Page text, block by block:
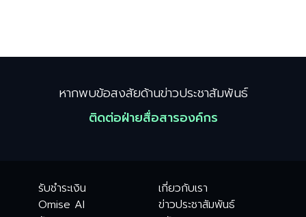
หากพบข้อสงสัยด้านข่าวประชาสัมพันธ์
ติดต่อฝ่ายสื่อสารองค์กร
รับชำระเงิน
Omise AI
เกี่ยวกับเรา
ข่าวประชาสัมพันธ์